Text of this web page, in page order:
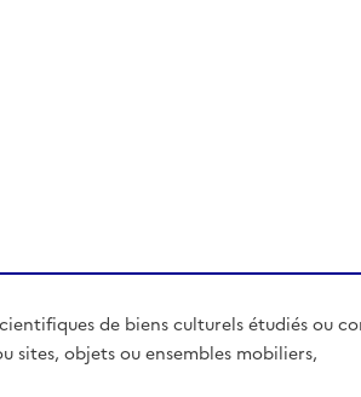
de biens culturels étudiés ou
sites, objets ou ensembles mobiliers,